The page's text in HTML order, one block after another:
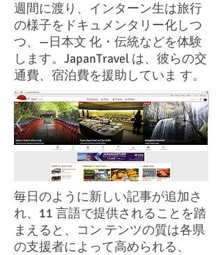
週間に渡り、インターン生は旅行
の様子をドキュメンタリー化しつ
つ、—日本文 化・伝統などを体験
します。JapanTravel は、彼らの交
通費、宿泊費を援助していま す。
毎日のように新しい記事が追加さ
れ、11 言語で提供されることを踏
まえると、コン テンツの質は各県
の支援者によって高められる、